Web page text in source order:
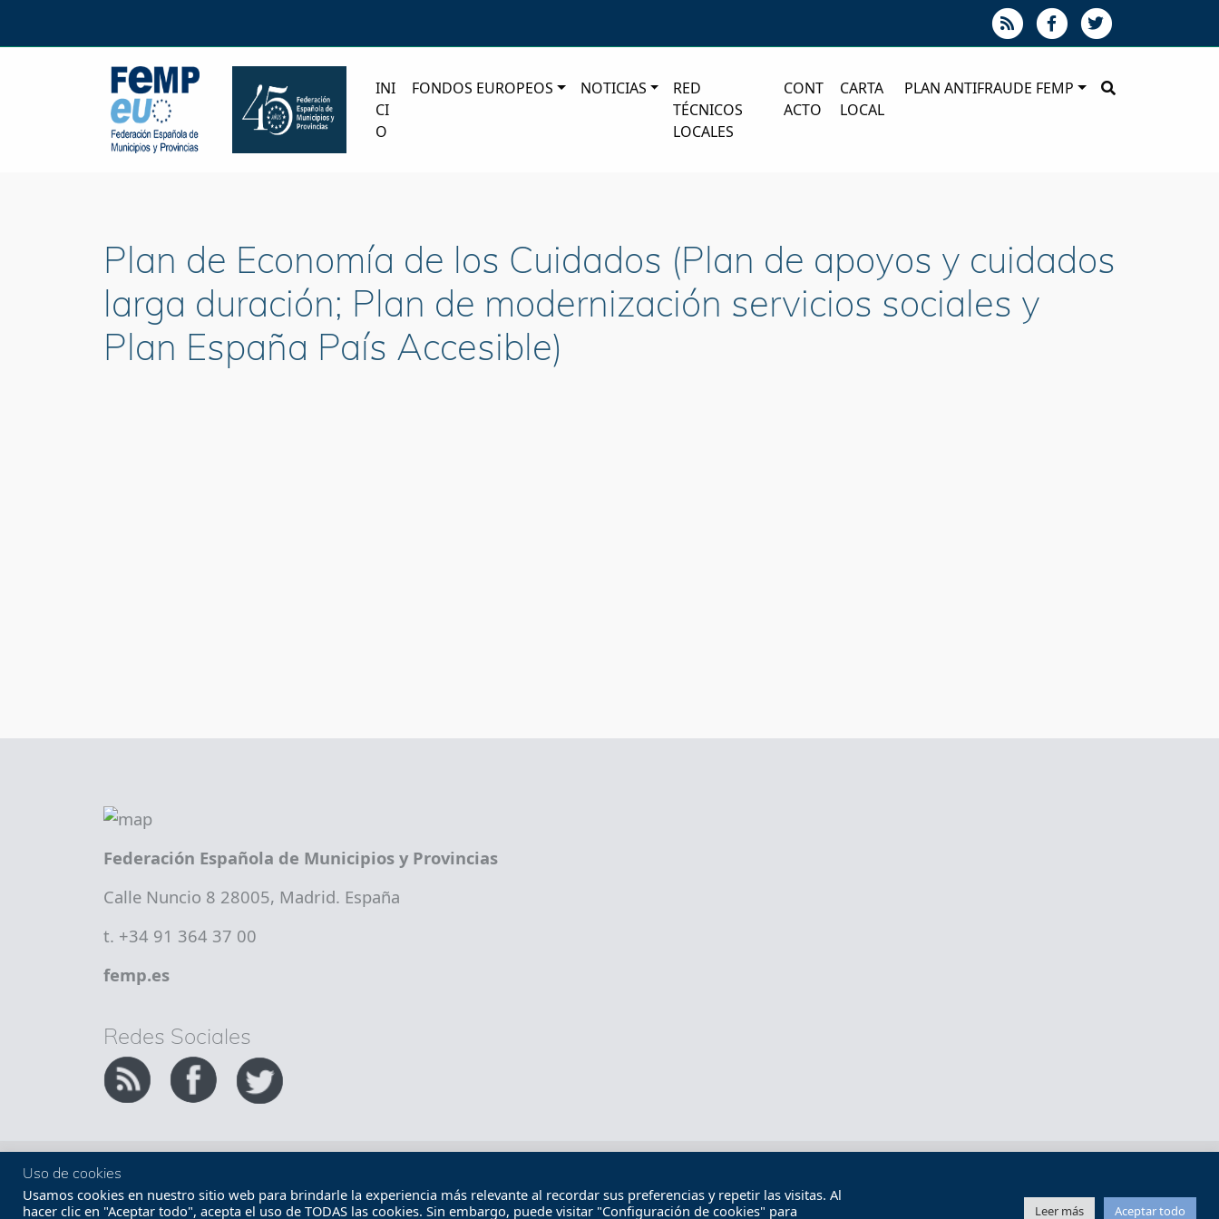
INI
CI
O
FONDOS EUROPEOS NOTICIAS
RED
TÉCNICOS
LOCALES
CONT
ACTO
CARTA
LOCAL
PLAN ANTIFRAUDE FEMP
Plan de Economía de los Cuidados (Plan de apoyos y cuidados
larga duración; Plan de modernización servicios sociales y
Plan España País Accesible)
Federación Española de Municipios y Provincias
Calle Nuncio 8 28005, Madrid. España
t. +34 91 364 37 00
femp.es
Redes Sociales
Contacto
Uso de cookies
Usamos cookies en nuestro sitio web para brindarle la experiencia más relevante al recordar sus preferencias y repetir las visitas. Al
hacer clic en "Aceptar todo", acepta el uso de TODAS las cookies. Sin embargo, puede visitar "Configuración de cookies" para
Leer más Aceptar todo